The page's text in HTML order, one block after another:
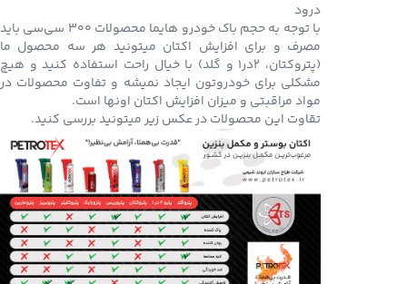
درود
با توجه به حجم باک خودرو هایما محصولات ۳۰۰ سی‌سی باید
مصرف و برای افزایش اکتان میتونید هر سه محصول ما
(پتروکتان، ۲در۱ و گلد) با خیال راحت استفاده کنید و هیچ
مشکلی برای خودروتون ایجاد نمیشه و تفاوت محصولات در
مواد مراقبتی و میزان افزایش اکتان اونها است.
تقاوت این محصولات در عکس زیر میتونید بررسی کنید.